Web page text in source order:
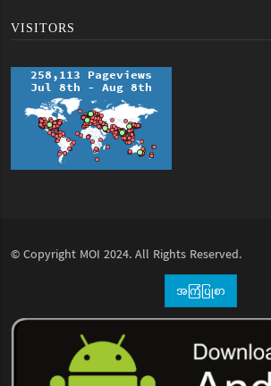
VISITORS
© Copyright MOI 2024. All Rights Reserved.
အကြံပြုစာ